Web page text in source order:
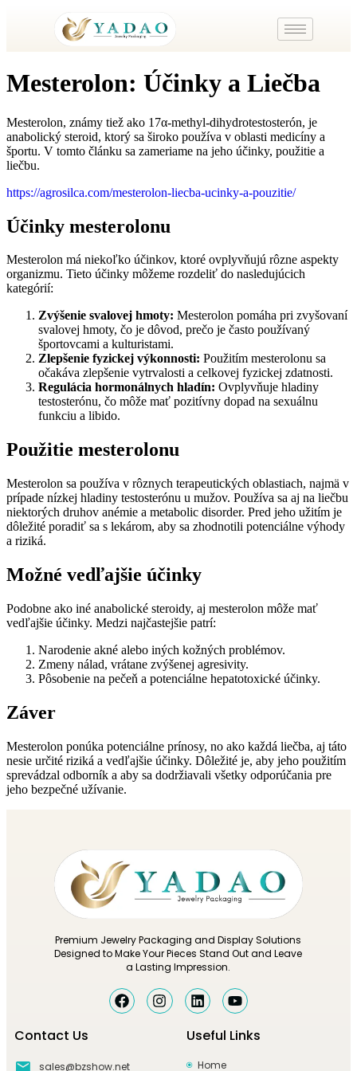
Mesterolon: Účinky a Liečba
Mesterolon, známy tiež ako 17α-methyl-dihydrotestosterón, je
anabolický steroid, ktorý sa široko používa v oblasti medicíny a
športu. V tomto článku sa zameriame na jeho účinky, použitie a
liečbu.
https://agrosilca.com/mesterolon-liecba-ucinky-a-pouzitie/
Účinky mesterolonu
Mesterolon má niekoľko účinkov, ktoré ovplyvňujú rôzne aspekty
organizmu. Tieto účinky môžeme rozdeliť do nasledujúcich
kategórií:
Zvýšenie svalovej hmoty: Mesterolon pomáha pri zvyšovaní
svalovej hmoty, čo je dôvod, prečo je často používaný
športovcami a kulturistami.
Zlepšenie fyzickej výkonnosti: Použitím mesterolonu sa
očakáva zlepšenie vytrvalosti a celkovej fyzickej zdatnosti.
Regulácia hormonálnych hladín: Ovplyvňuje hladiny
testosterónu, čo môže mať pozitívny dopad na sexuálnu
funkciu a libido.
Použitie mesterolonu
Mesterolon sa používa v rôznych terapeutických oblastiach, najmä v
prípade nízkej hladiny testosterónu u mužov. Používa sa aj na liečbu
niektorých druhov anémie a metabolic disorder. Pred jeho užitím je
dôležité poradiť sa s lekárom, aby sa zhodnotili potenciálne výhody
a riziká.
Možné vedľajšie účinky
Podobne ako iné anabolické steroidy, aj mesterolon môže mať
vedľajšie účinky. Medzi najčastejšie patrí:
Narodenie akné alebo iných kožných problémov.
Zmeny nálad, vrátane zvýšenej agresivity.
Pôsobenie na pečeň a potenciálne hepatotoxické účinky.
Záver
Mesterolon ponúka potenciálne prínosy, no ako každá liečba, aj táto
nesie určité riziká a vedľajšie účinky. Dôležité je, aby jeho použitím
sprevádzal odborník a aby sa dodržiavali všetky odporúčania pre
jeho bezpečné užívanie.
Premium Jewelry Packaging and Display Solutions
Designed to Make Your Pieces Stand Out and Leave
a Lasting Impression.
Contact Us
sales@bzshow.net
Useful Links
Home